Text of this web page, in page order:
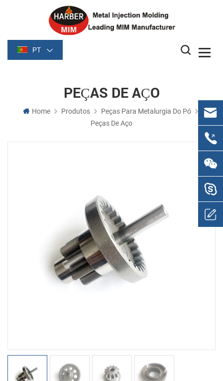
PT
PEÇAS DE AÇO
Home Produtos
Peças Para Metalurgia Do Pó
Peças De Aço